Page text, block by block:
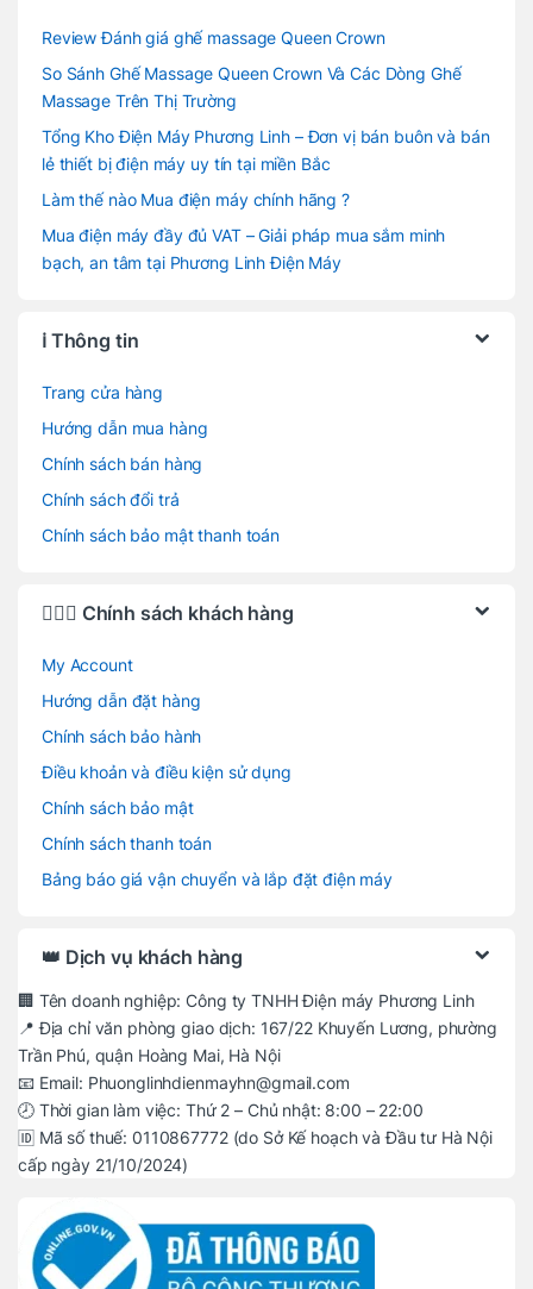
Review Đánh giá ghế massage Queen Crown
So Sánh Ghế Massage Queen Crown Và Các Dòng Ghế
Massage Trên Thị Trường
Tổng Kho Điện Máy Phương Linh – Đơn vị bán buôn và bán
lẻ thiết bị điện máy uy tín tại miền Bắc
Làm thế nào Mua điện máy chính hãng ?
Mua điện máy đầy đủ VAT – Giải pháp mua sắm minh
bạch, an tâm tại Phương Linh Điện Máy
ℹ️ Thông tin
Trang cửa hàng
Hướng dẫn mua hàng
Chính sách bán hàng
Chính sách đổi trả
Chính sách bảo mật thanh toán
🙋🏻‍♂️ Chính sách khách hàng
My Account
Hướng dẫn đặt hàng
Chính sách bảo hành
Điều khoản và điều kiện sử dụng
Chính sách bảo mật
Chính sách thanh toán
Bảng báo giá vận chuyển và lắp đặt điện máy
👑 Dịch vụ khách hàng
🏢 Tên doanh nghiệp: Công ty TNHH Điện máy Phương Linh
📍 Địa chỉ văn phòng giao dịch: 167/22 Khuyến Lương, phường
Trần Phú, quận Hoàng Mai, Hà Nội
📧 Email: Phuonglinhdienmayhn@gmail.com
🕗 Thời gian làm việc: Thứ 2 – Chủ nhật: 8:00 – 22:00
🆔 Mã số thuế: 0110867772 (do Sở Kế hoạch và Đầu tư Hà Nội
cấp ngày 21/10/2024)